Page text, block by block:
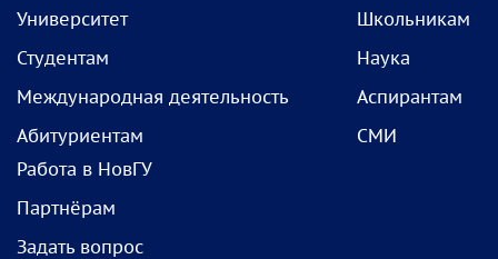
Университет
Студентам
Международная деятельность
Абитуриентам
Школьникам
Наука
Аспирантам
СМИ
Работа в НовГУ
Партнёрам
Задать вопрос